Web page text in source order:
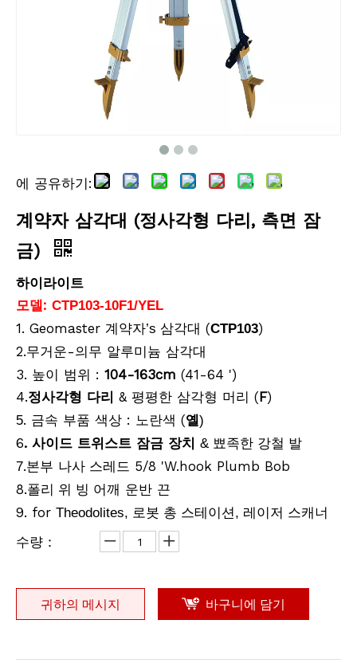
텔레스코픽 연장 폴(1.2m)
리튬 측량용 배터리(3.8v,8.0Ah,30.4Wh) 전지형 프로 삼각대
에 공유하기:
계약자 삼각대 (정사각형 다리, 측면 잠
금)
하이라이트
모델: CTP103-10F1/YEL
1. Geomaster 계약자’s 삼각대 (CTP103)
2.무거운-의무 알루미늄 삼각대
3. 높이 범위 : 104-163cm (41-64 ')
4.정사각형 다리 & 평평한 삼각형 머리 (F)
5. 금속 부품 색상 : 노란색 (옐)
6. 사이드 트위스트 잠금 장치 & 뾰족한 강철 발
7.본부 나사 스레드 5/8 'W.hook Plumb Bob
8.폴리 위 빙 어깨 운반 끈
9. for Theodolites, 로봇 총 스테이션, 레이저 스캐너
수량：
귀하의 메시지 바구니에 담기